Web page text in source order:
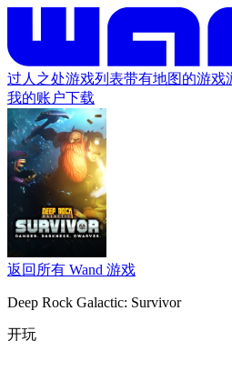
过人之处游戏列表带有地图的游戏
我的账户下载
返回所有 Wand 游戏
Deep Rock Galactic: Survivor
开玩